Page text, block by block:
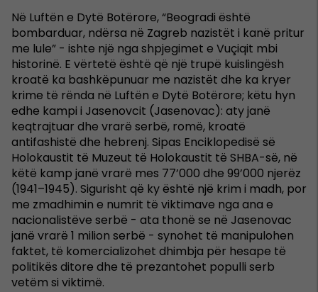
Në Luftën e Dytë Botërore, “Beogradi është
bombarduar, ndërsa në Zagreb nazistët i kanë pritur
me lule” - ishte një nga shpjegimet e Vuçiqit mbi
historinë. E vërtetë është që një trupë kuislingësh
kroatë ka bashkëpunuar me nazistët dhe ka kryer
krime të rënda në Luftën e Dytë Botërore; këtu hyn
edhe kampi i Jasenovcit (Jasenovac): aty janë
keqtrajtuar dhe vrarë serbë, romë, kroatë
antifashistë dhe hebrenj. Sipas Enciklopedisë së
Holokaustit të Muzeut të Holokaustit të SHBA-së, në
këtë kamp janë vrarë mes 77’000 dhe 99’000 njerëz
(1941–1945). Sigurisht që ky është një krim i madh, por
me zmadhimin e numrit të viktimave nga ana e
nacionalistëve serbë - ata thonë se në Jasenovac
janë vrarë 1 milion serbë - synohet të manipulohen
faktet, të komercializohet dhimbja për hesape të
politikës ditore dhe të prezantohet populli serb
vetëm si viktimë.